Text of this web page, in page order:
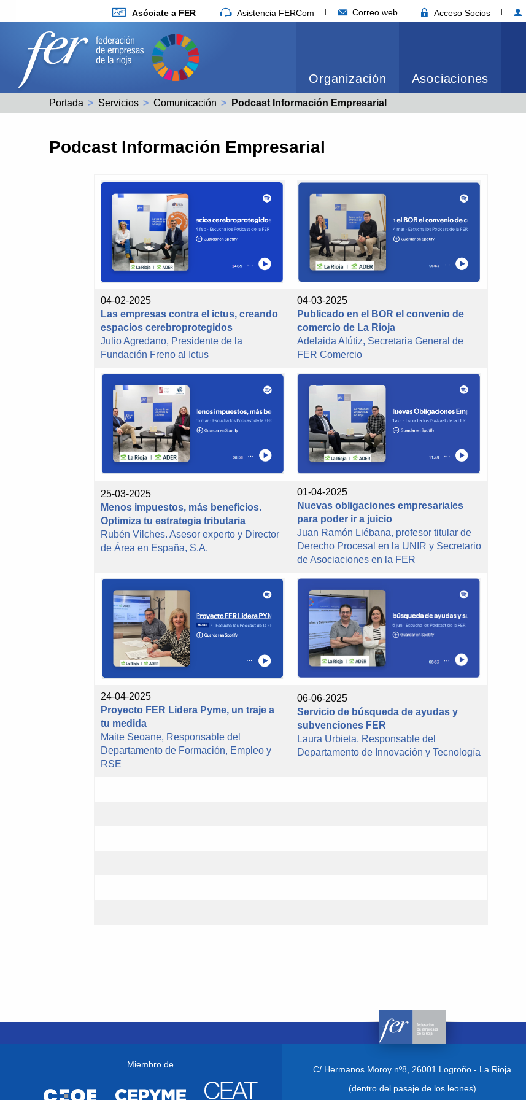
Asóciate a FER Asistencia FERCom Correo web Acceso Socios
Organización Asociaciones
Portada Servicios Comunicación Actual:
Podcast Información Empresarial
Podcast Información Empresarial
04-02-2025
Las empresas contra el ictus, creando
espacios cerebroprotegidos
Julio Agredano, Presidente de la
Fundación Freno al Ictus
04-03-2025
Publicado en el BOR el convenio de
comercio de La Rioja
Adelaida Alútiz, Secretaria General de
FER Comercio
25-03-2025
Menos impuestos, más beneficios.
Optimiza tu estrategia tributaria
Rubén Vilches. Asesor experto y Director
de Área en España, S.A.
01-04-2025
Nuevas obligaciones empresariales
para poder ir a juicio
Juan Ramón Liébana, profesor titular de
Derecho Procesal en la UNIR y Secretario
de Asociaciones en la FER
24-04-2025
Proyecto FER Lidera Pyme, un traje a
tu medida
Maite Seoane, Responsable del
Departamento de Formación, Empleo y
RSE
06-06-2025
Servicio de búsqueda de ayudas y
subvenciones FER
Laura Urbieta, Responsable del
Departamento de Innovación y Tecnología
Miembro de C/ Hermanos Moroy nº8, 26001 Logroño - La Rioja
(dentro del pasaje de los leones)